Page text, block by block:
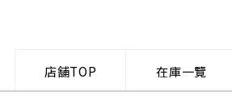
店舗TOP 在庫一覽